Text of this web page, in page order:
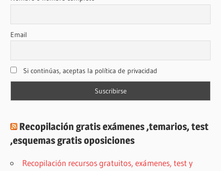
Email
Si continúas, aceptas la política de privacidad
Recopilación gratis exámenes ,temarios, test
,esquemas gratis oposiciones
Recopilación recursos gratuitos, exámenes, test y